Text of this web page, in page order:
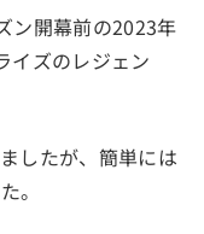
ン開幕前の2023年
イズのレジェン
したが、簡単には
。